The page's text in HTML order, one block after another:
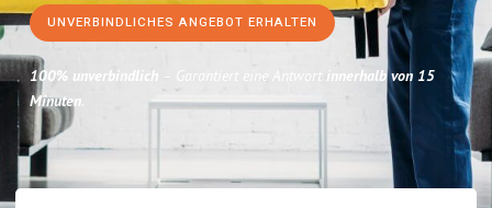
UNVERBINDLICHES ANGEBOT ERHALTEN
100% unverbindlich – Garantiert eine Antwort innerhalb von 15
Minuten.